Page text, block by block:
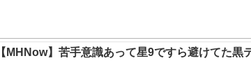
【MHNow】苦手意識あって星9ですら避けてた